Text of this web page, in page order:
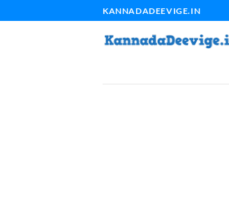
to
KANNADADEEVIGE.IN